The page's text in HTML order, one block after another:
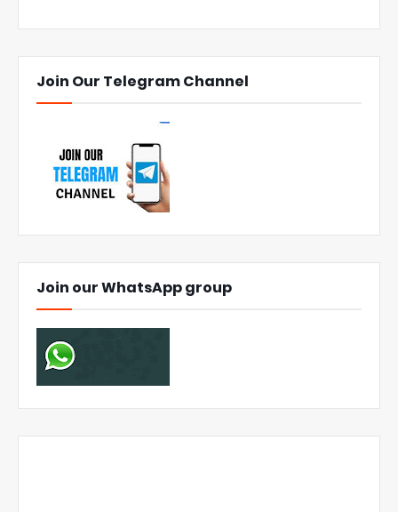
Join Our Telegram Channel
Join our WhatsApp group